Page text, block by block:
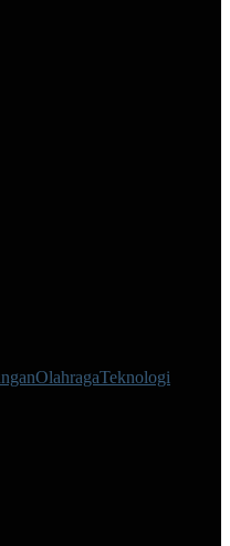
OlahragaTeknologi